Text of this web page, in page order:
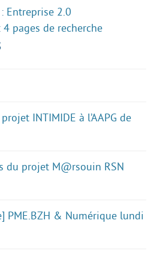
Entreprise 2.0
4 pages de recherche
INTIMIDE à l’AAPG de
du projet M@rsouin RSN
PME.BZH & Numérique lundi